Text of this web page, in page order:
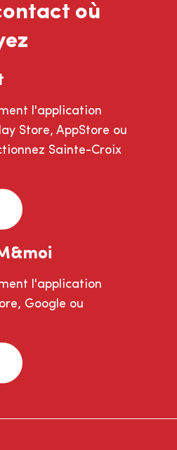
où
l'application
Store, AppStore ou
Sainte-Croix
l'application
Google ou